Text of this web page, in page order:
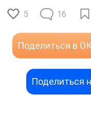
5 16
Поделиться в
Поделиться